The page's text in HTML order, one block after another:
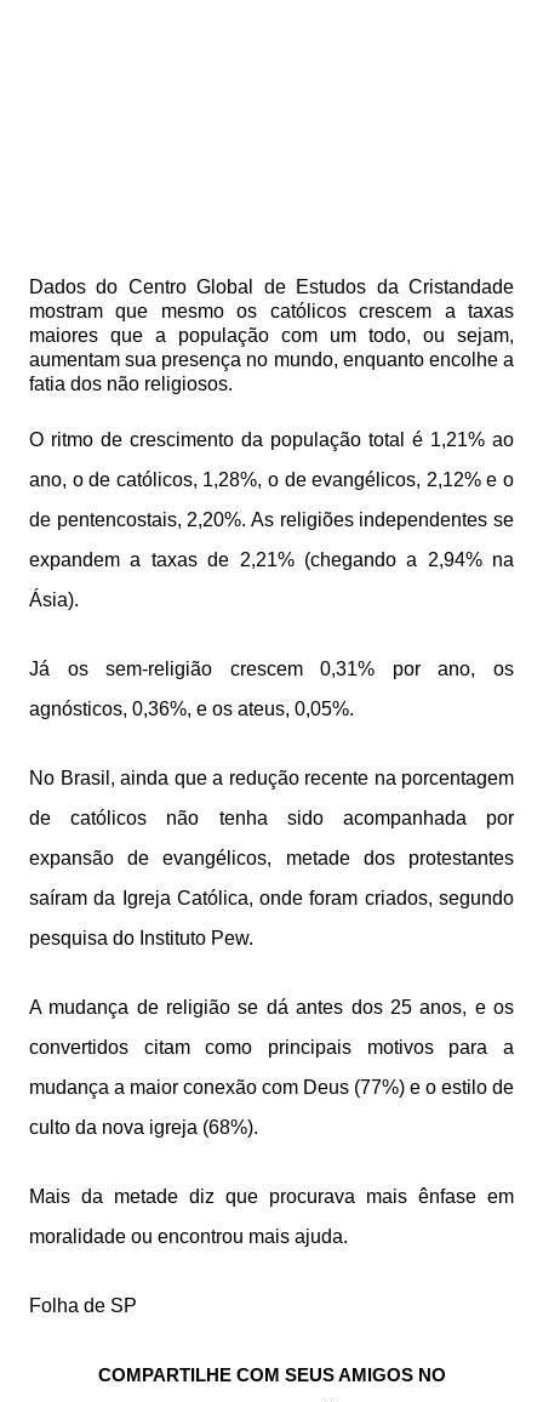
Dados do Centro Global de Estudos da Cristandade
mostram que mesmo os católicos crescem a taxas
maiores que a população com um todo, ou sejam,
aumentam sua presença no mundo, enquanto encolhe a
fatia dos não religiosos.
O ritmo de crescimento da população total é 1,21% ao
ano, o de católicos, 1,28%, o de evangélicos, 2,12% e o
de pentencostais, 2,20%. As religiões independentes se
expandem a taxas de 2,21% (chegando a 2,94% na
Ásia).
Já os sem-religião crescem 0,31% por ano, os
agnósticos, 0,36%, e os ateus, 0,05%.
No Brasil, ainda que a redução recente na porcentagem
de católicos não tenha sido acompanhada por
expansão de evangélicos, metade dos protestantes
saíram da Igreja Católica, onde foram criados, segundo
pesquisa do Instituto Pew.
A mudança de religião se dá antes dos 25 anos, e os
convertidos citam como principais motivos para a
mudança a maior conexão com Deus (77%) e o estilo de
culto da nova igreja (68%).
Mais da metade diz que procurava mais ênfase em
moralidade ou encontrou mais ajuda.
Folha de SP
COMPARTILHE COM SEUS AMIGOS NO